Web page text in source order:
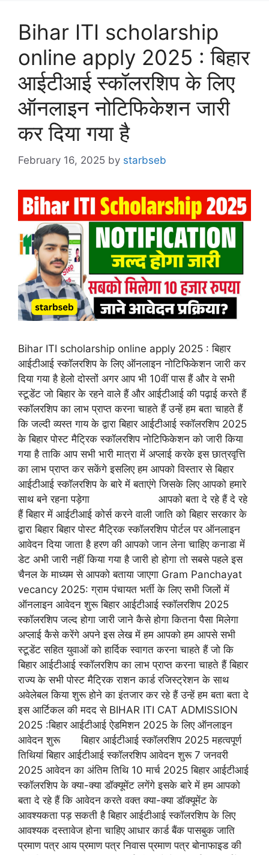
Bihar ITI scholarship
online apply 2025 : बिहार
आईटीआई स्कॉलरशिप के लिए
ऑनलाइन नोटिफिकेशन जारी
कर दिया गया है
February 16, 2025 by starbseb
Bihar ITI scholarship online apply 2025 : बिहार
आईटीआई स्कॉलरशिप के लिए ऑनलाइन नोटिफिकेशन जारी कर
दिया गया है हेलो दोस्तों अगर आप भी 10वीं पास हैं और वे सभी
स्टूडेंट जो बिहार के रहने वाले हैं और आईटीआई की पढ़ाई करते हैं
स्कॉलरशिप का लाभ प्राप्त करना चाहते हैं उन्हें हम बता चाहते हैं
कि जल्दी व्यस्त गाय के द्वारा बिहार आईटीआई स्कॉलरशिप 2025
के बिहार पोस्ट मैट्रिक स्कॉलरशिप नोटिफिकेशन को जारी किया
गया है ताकि आप सभी भारी मात्रा में अप्लाई करके इस छात्रवृत्ति
का लाभ प्राप्त कर सकेंगे इसलिए हम आपको विस्तार से बिहार
आईटीआई स्कॉलरशिप के बारे में बताएंगे जिसके लिए आपको हमारे
साथ बने रहना पड़ेगा आपको बता दे रहे हैं दे रहे
हैं बिहार में आईटीआई कोर्स करने वाली जाति को बिहार सरकार के
द्वारा बिहार बिहार पोस्ट मैट्रिक स्कॉलरशिप पोर्टल पर ऑनलाइन
आवेदन दिया जाता है हरण की आपको जान लेना चाहिए कनाडा में
डेट अभी जारी नहीं किया गया है जारी हो होगा तो सबसे पहले इस
चैनल के माध्यम से आपको बताया जाएगा Gram Panchayat
vecancy 2025: ग्राम पंचायत भर्ती के लिए सभी जिलों में
ऑनलाइन आवेदन शुरू बिहार आईटीआई स्कॉलरशिप 2025
स्कॉलरशिप जल्द होगा जारी जाने कैसे होगा कितना पैसा मिलेगा
अप्लाई कैसे करेंगे अपने इस लेख में हम आपको हम आपसे सभी
स्टूडेंट सहित युवाओं को हार्दिक स्वागत करना चाहते हैं जो कि
बिहार आईटीआई स्कॉलरशिप का लाभ प्राप्त करना चाहते हैं बिहार
राज्य के सभी पोस्ट मैट्रिक राशन कार्ड रजिस्ट्रेशन के साथ
अवेलेबल किया शुरू होने का इंतजार कर रहे हैं उन्हें हम बता बता दे
इस आर्टिकल की मदद से BIHAR ITI CAT ADMISSION
2025 :बिहार आईटीआई ऐडमिशन 2025 के लिए ऑनलाइन
आवेदन शुरू बिहार आईटीआई स्कॉलरशिप 2025 महत्वपूर्ण
तिथियां बिहार आईटीआई स्कॉलरशिप आवेदन शुरू 7 जनवरी
2025 आवेदन का अंतिम तिथि 10 मार्च 2025 बिहार आईटीआई
स्कॉलरशिप के क्या-क्या डॉक्यूमेंट लगेंगे इसके बारे में हम आपको
बता दे रहे हैं कि आवेदन करते वक्त क्या-क्या डॉक्यूमेंट के
आवश्यकता पड़ सकती है बिहार आईटीआई स्कॉलरशिप के लिए
आवश्यक दस्तावेज होना चाहिए आधार कार्ड बैंक पासबुक जाति
प्रमाण पत्र आय प्रमाण पत्र निवास प्रमाण पत्र बोनाफाइड की